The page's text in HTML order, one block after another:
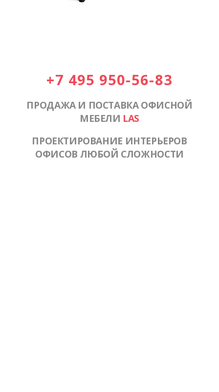
+7 495 950-56-83
ПРОДАЖА И ПОСТАВКА ОФИСНОЙ
МЕБЕЛИ LAS
ПРОЕКТИРОВАНИЕ ИНТЕРЬЕРОВ
ОФИСОВ ЛЮБОЙ СЛОЖНОСТИ